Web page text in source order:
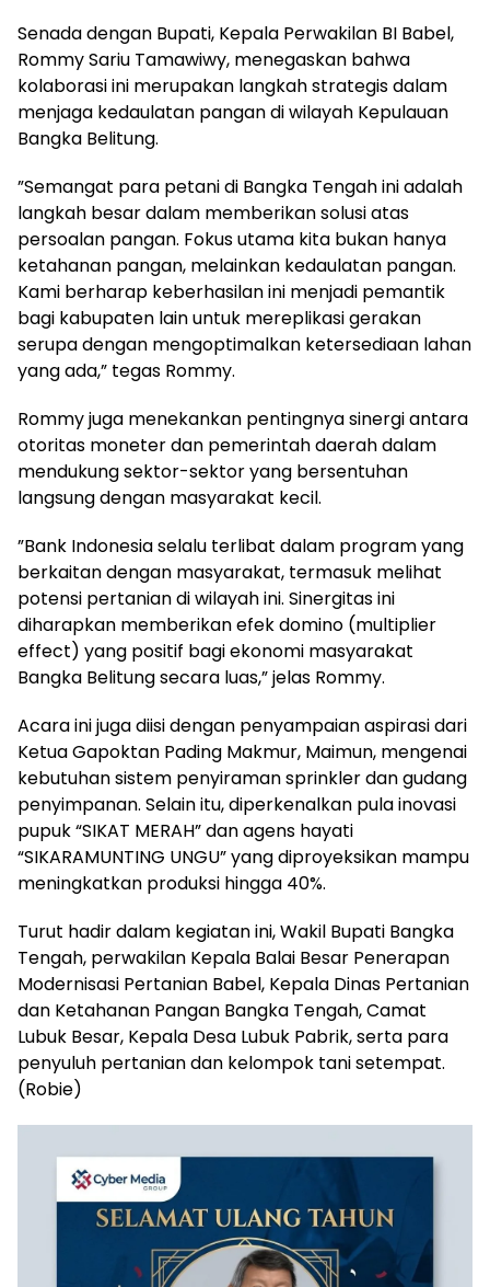
‎Senada dengan Bupati, Kepala Perwakilan BI Babel,
Rommy Sariu Tamawiwy, menegaskan bahwa
kolaborasi ini merupakan langkah strategis dalam
menjaga kedaulatan pangan di wilayah Kepulauan
Bangka Belitung.
‎”Semangat para petani di Bangka Tengah ini adalah
langkah besar dalam memberikan solusi atas
persoalan pangan. Fokus utama kita bukan hanya
ketahanan pangan, melainkan kedaulatan pangan.
Kami berharap keberhasilan ini menjadi pemantik
bagi kabupaten lain untuk mereplikasi gerakan
serupa dengan mengoptimalkan ketersediaan lahan
yang ada,” tegas Rommy.
‎Rommy juga menekankan pentingnya sinergi antara
otoritas moneter dan pemerintah daerah dalam
mendukung sektor-sektor yang bersentuhan
langsung dengan masyarakat kecil.
‎”Bank Indonesia selalu terlibat dalam program yang
berkaitan dengan masyarakat, termasuk melihat
potensi pertanian di wilayah ini. Sinergitas ini
diharapkan memberikan efek domino (multiplier
effect) yang positif bagi ekonomi masyarakat
Bangka Belitung secara luas,” jelas Rommy.
‎Acara ini juga diisi dengan penyampaian aspirasi dari
Ketua Gapoktan Pading Makmur, Maimun, mengenai
kebutuhan sistem penyiraman sprinkler dan gudang
penyimpanan. Selain itu, diperkenalkan pula inovasi
pupuk “SIKAT MERAH” dan agens hayati
“SIKARAMUNTING UNGU” yang diproyeksikan mampu
meningkatkan produksi hingga 40%.
‎Turut hadir dalam kegiatan ini, Wakil Bupati Bangka
Tengah, perwakilan Kepala Balai Besar Penerapan
Modernisasi Pertanian Babel, Kepala Dinas Pertanian
dan Ketahanan Pangan Bangka Tengah, Camat
Lubuk Besar, Kepala Desa Lubuk Pabrik, serta para
penyuluh pertanian dan kelompok tani setempat.
(Robie)